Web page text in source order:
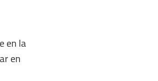
en la
en